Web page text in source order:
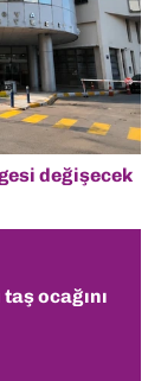
değişecek
ocağını